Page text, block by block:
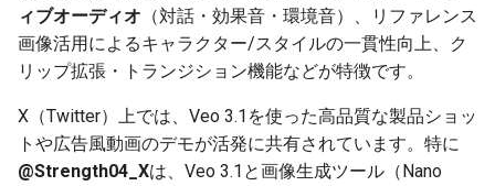
g
a
r
2026-07-10
2026-07-08
2025-12-24
2025-12-22
2026-07-10
2026-07-08
2025-12-24
2025-12-22
2026-05-17
2026-05-03
2026-05-24
2026-05-10
2025-11-16
2025-11-02
2026-05-24
2026-05-10
2026-05-24
2026-05-10
2025-11-09
2025-10-26
2026-07-10
2026-07-08
2025-12-24
2025-12-22
2026-05-24
2026-05-10
2025-11-09
2025-10-26
2026-05-10
2026-04-26
2025-12-24
2025-12-22
2026-05-24
2026-05-10
2026-07-09
2026-07-07
2026-05-30
2026-05-19
2026-05-23
2026-07-08
2026-07-06
2026-05-24
2026-05-10
ィブオーディオ （対話・効果音・環境音）、リファレンス
画像活用によるキャラクター/スタイルの一貫性向上、ク
リップ拡張・トランジション機能などが特徴です。
X（Twitter）上では、Veo 3.1を使った高品質な製品ショッ
トや広告風動画のデモが活発に共有されています。特に
@Strength04_Xは、Veo 3.1と画像生成ツール（Nano